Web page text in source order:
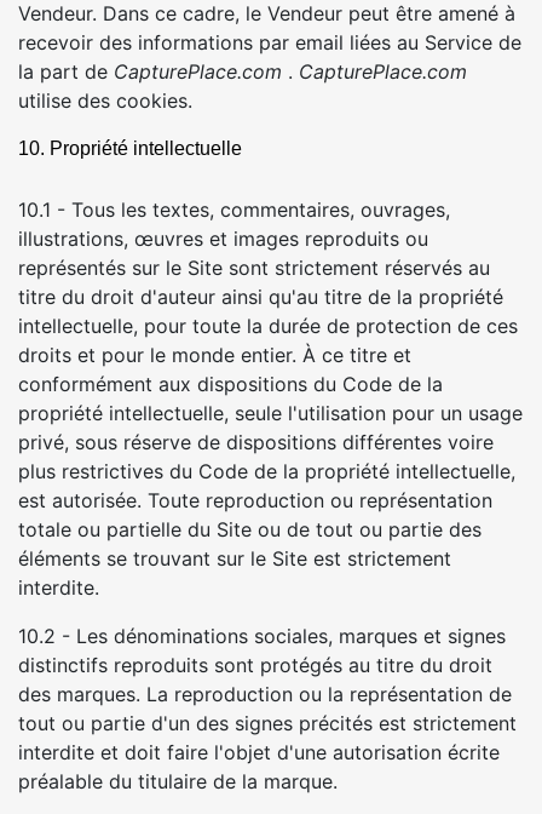
Vendeur. Dans ce cadre, le Vendeur peut être amené à
recevoir des informations par email liées au Service de
la part de CapturePlace.com . CapturePlace.com
utilise des cookies.
10. Propriété intellectuelle
10.1 - Tous les textes, commentaires, ouvrages,
illustrations, œuvres et images reproduits ou
représentés sur le Site sont strictement réservés au
titre du droit d'auteur ainsi qu'au titre de la propriété
intellectuelle, pour toute la durée de protection de ces
droits et pour le monde entier. À ce titre et
conformément aux dispositions du Code de la
propriété intellectuelle, seule l'utilisation pour un usage
privé, sous réserve de dispositions différentes voire
plus restrictives du Code de la propriété intellectuelle,
est autorisée. Toute reproduction ou représentation
totale ou partielle du Site ou de tout ou partie des
éléments se trouvant sur le Site est strictement
interdite.
10.2 - Les dénominations sociales, marques et signes
distinctifs reproduits sont protégés au titre du droit
des marques. La reproduction ou la représentation de
tout ou partie d'un des signes précités est strictement
interdite et doit faire l'objet d'une autorisation écrite
préalable du titulaire de la marque.